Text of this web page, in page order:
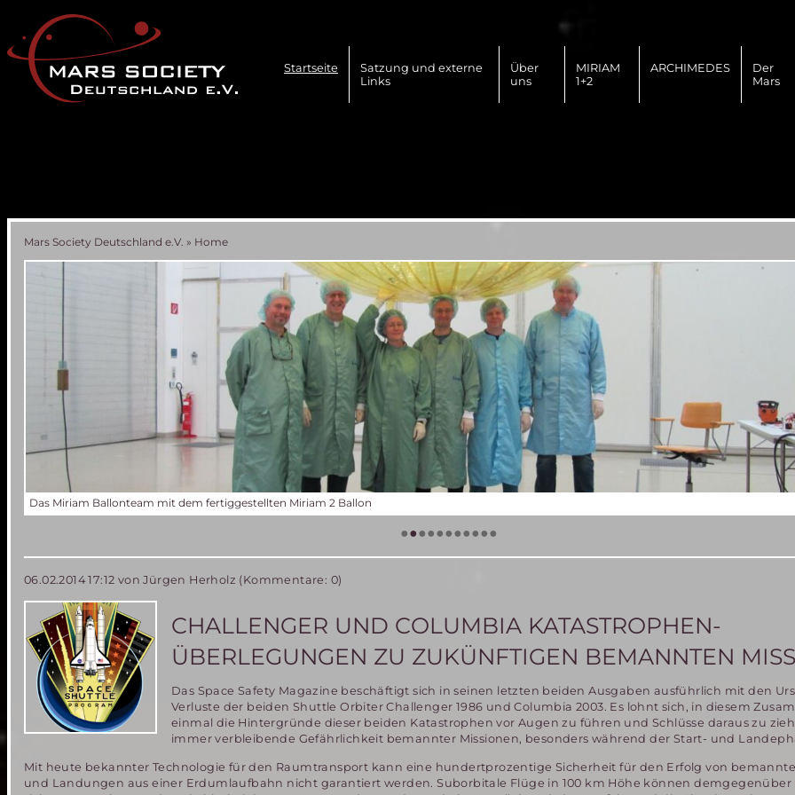
überspringen
Startseite
Satzung und externe
Links
Über
uns
MIRIAM
1+2
ARCHIMEDES
Der
Mars
Mars Society Deutschland e.V. » Home
Das Miriam Ballonteam mit dem fertiggestellten Miriam 2 Ballon
•••••••••••
06.02.2014 17:12 von Jürgen Herholz (Kommentare: 0)
CHALLENGER UND COLUMBIA KATASTROPHEN-
ÜBERLEGUNGEN ZU ZUKÜNFTIGEN BEMANNTEN
Das Space Safety Magazine beschäftigt sich in seinen letzten beiden Ausgaben ausführlich mit den
Verluste der beiden Shuttle Orbiter Challenger 1986 und Columbia 2003. Es lohnt sich, in diesem
einmal die Hintergründe dieser beiden Katastrophen vor Augen zu führen und Schlüsse daraus zu
immer verbleibende Gefährlichkeit bemannter Missionen, besonders während der Start- und
Mit heute bekannter Technologie für den Raumtransport kann eine hundertprozentige Sicherheit für den Erfolg von
und Landungen aus einer Erdumlaufbahn nicht garantiert werden. Suborbitale Flüge in 100 km Höhe können demgegenüber